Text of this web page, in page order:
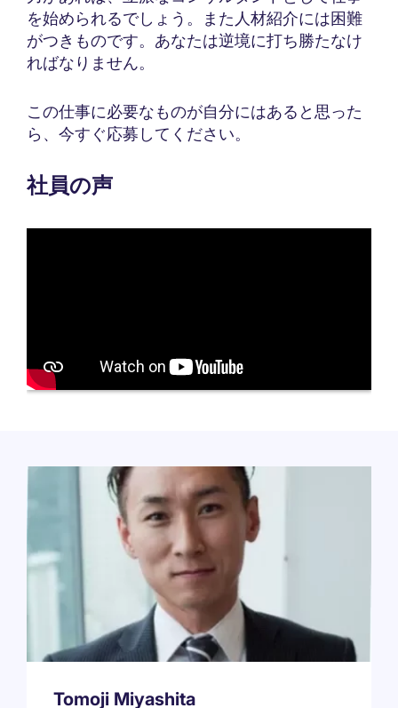
を始められるでしょう。また人材紹介には困難
がつきものです。あなたは逆境に打ち勝たなけ
ればなりません。
この仕事に必要なものが自分にはあると思った
ら、今すぐ応募してください。
社員の声
Tomoji Miyashita